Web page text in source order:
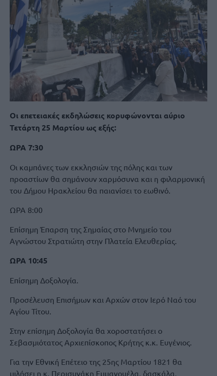
Οι επετειακές εκδηλώσεις κορυφώνονται αύριο
Τετάρτη 25 Μαρτίου ως εξής:
ΩΡΑ 7:30
Οι καμπάνες των εκκλησιών της πόλης και των
προαστίων θα σημάνουν χαρμόσυνα και η φιλαρμονική
του Δήμου Ηρακλείου θα παιανίσει το εωθινό.
ΩΡΑ 8:00
Επίσημη Έπαρση της Σημαίας στο Μνημείο του
Αγνώστου Στρατιώτη στην Πλατεία Ελευθερίας.
ΩΡΑ 10:45
Επίσημη Δοξολογία.
Προσέλευση Επισήμων και Αρχών στον Ιερό Ναό του
Αγίου Τίτου.
Στην επίσημη Δοξολογία θα χοροστατήσει ο
Σεβασμιότατος Αρχιεπίσκοπος Κρήτης κ.κ. Ευγένιος.
Για την Εθνική Επέτειο της 25ης Μαρτίου 1821 θα
μιλήσει η κ. Περισυνάκη Εμμανουέλα, δασκάλα,